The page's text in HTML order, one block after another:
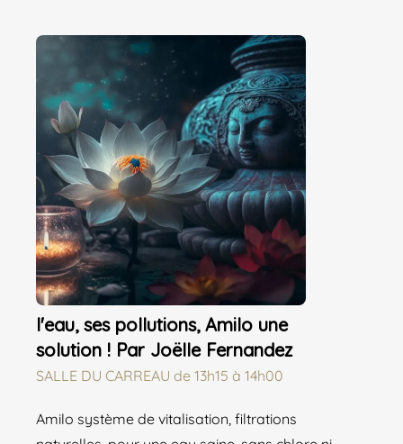
l'eau, ses pollutions, Amilo une
solution ! Par Joëlle Fernandez
SALLE DU CARREAU de 13h15 à 14h00
Amilo système de vitalisation, filtrations